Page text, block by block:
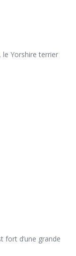
le Yorshire terrier
fort d’une grande